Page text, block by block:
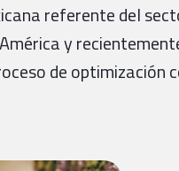
referente del
y
de optimización